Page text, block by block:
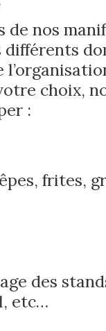
de nos
choix,
:
frites,
des
etc…